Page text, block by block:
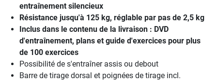
entraînement silencieux
Résistance jusqu'à 125 kg, réglable par pas de 2,5 kg
Inclus dans le contenu de la livraison : DVD
d'entraînement, plans et guide d'exercices pour plus
de 100 exercices
Possibilité de s'entraîner assis ou debout
Barre de tirage dorsal et poignées de tirage incl.